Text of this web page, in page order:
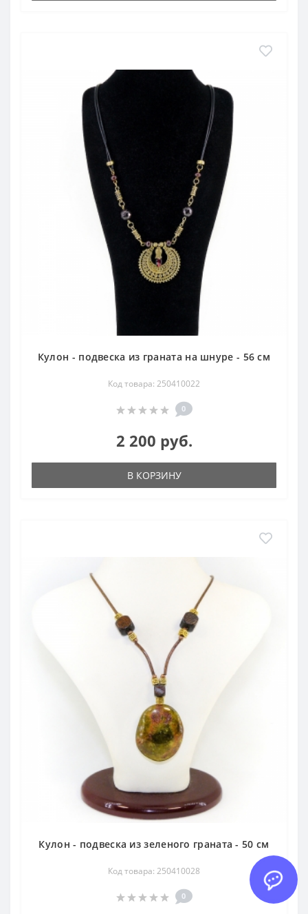
Кулон - подвеска из граната на шнуре - 56 см
Код товара: 250410022
0
2 200 руб.
В КОРЗИНУ
Кулон - подвеска из зеленого граната - 50 см
Код товара: 250410028
0